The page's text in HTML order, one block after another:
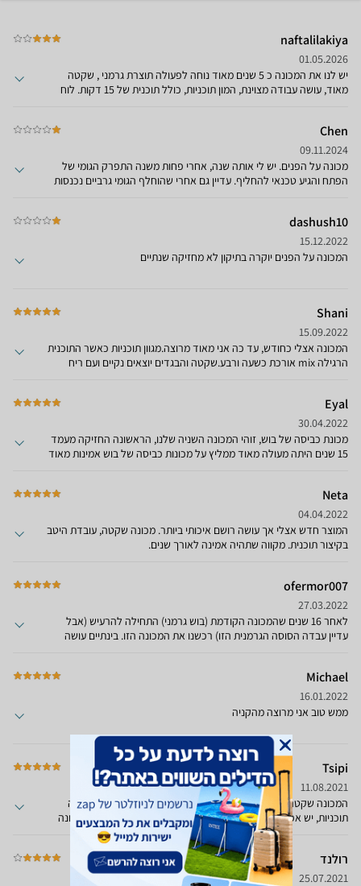
naftalilakiya
01.05.2026
יש לנו את המכונה כ 5 שנים מאוד נוחה לפעולה תוצרת גרמני , שקטה
מאוד, עושה עבודה מצוינת, המון תוכניות, כולל תוכנית של 15 דקות. לוח
אחריות ויתן שירות בהתאם למסגרת האחריות (5 שנים כול ההרחבה).
Chen
09.11.2024
מכונה על הפנים. יש לי אותה שנה, אחרי פחות משנה התפרק הגומי של
הפתח והגיע טכנאי להחליף. עדיין גם אחרי שהוחלף הגומי גרביים נכנסות
לא להתקרב למכונה הזו!!!
dashush10
15.12.2022
המכונה על הפנים יוקרה בתיקון לא מחזיקה שנתיים
Shani
15.09.2022
המכונה אצלי כחודש, עד כה אני מאוד מרוצה.מגוון תוכניות כאשר התוכנית
הרגילה mix אורכת כשעה ורבע.שקטה והבגדים יוצאים נקיים ועם ריח
Eyal
30.04.2022
מכונת כביסה של בוש, זוהי המכונה השניה שלנו, הראשונה החזיקה מעמד
15 שנים היתה מעולה מאוד ממליץ על מכונות כביסה של בוש אמינות מאוד
Neta
04.04.2022
המוצר חדש אצלי אך עושה רושם איכותי ביותר. מכונה שקטה, עובדת היטב
בקיצור תוכנית. מקווה שתהיה אמינה לאורך שנים.
ofermor007
27.03.2022
לאחר 16 שנים שהמכונה הקודמת (בוש גרמני) התחילה להרעיש (אבל
עדיין עבדה הסוסה הגרמנית הזו) רכשנו את המכונה הזו. בינתיים עושה
Michael
16.01.2022
ממש טוב אני מרוצה מהקניה
Tsipi
11.08.2021
המכונה שקטה במיוחד, קלה לתפעול, הבגדים יוצאים נקיים, יש הרבה
תוכניות, יש אפשרות להכניס בגדים באמצע הפעולה, בעלת תצוגה נכונה
עם אפשרות נעילת פעולות כדי למנוע שינויים לא מכוונים באמצע פעולה,
חסכונית בחשמל וגם במים, ניתן לקצר משך פעולה של כל תוכנית תוך
שמירה על אכות הניקוי (צורך יותר חשמל). בשורה התחתונה - המוצר
מעולה, מרוצים מאוד.
רולנד
25.07.2021